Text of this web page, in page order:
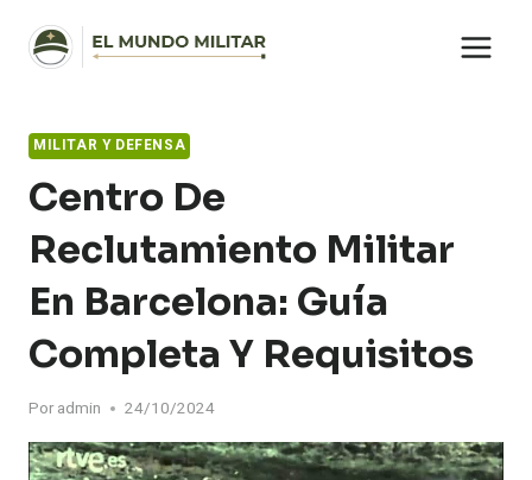
contenido
MILITAR Y DEFENSA
Centro De
Reclutamiento Militar
En Barcelona: Guía
Completa Y Requisitos
Por admin 24/10/2024